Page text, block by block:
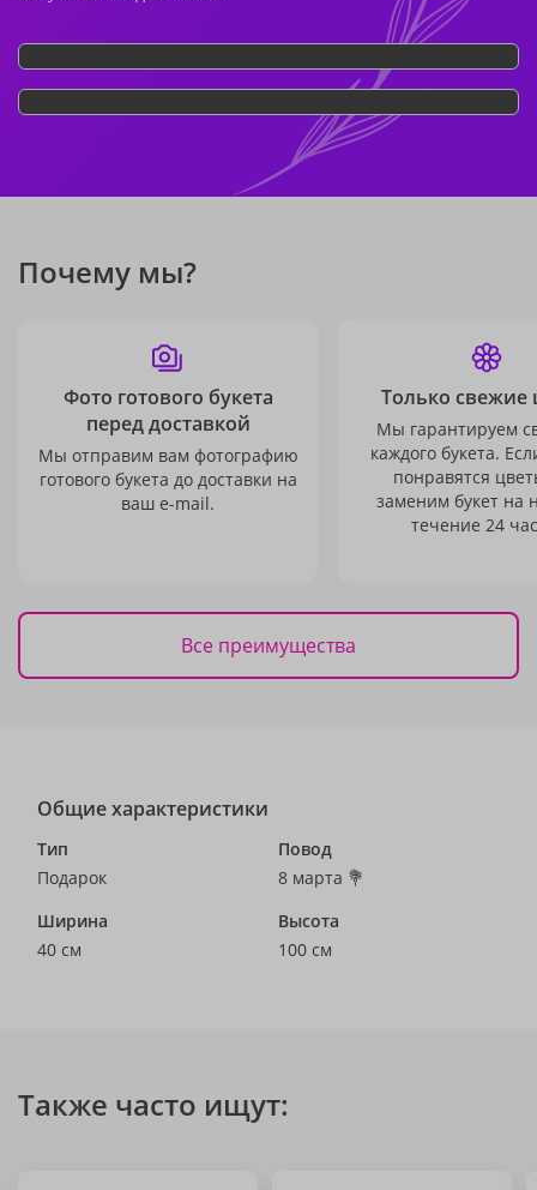
Почему мы?
Фото готового букета
перед доставкой
Мы отправим вам фотографию
готового букета до доставки на
ваш e-mail.
Только свежие
Мы гарантируем
каждого букета.
понравятся
заменим букет на
течение 24
Все преимущества
Общие характеристики
Тип
Подарок
Повод
8 марта 💐
Ширина
40 см
Высота
100 см
Также часто ищут: